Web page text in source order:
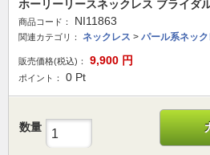
ホーリーリースネックレス ブライダ
商品コード： NI11863
関連カテゴリ： ネックレス > パール系ネック
販売価格(税込)： 9,900 円
ポイント： 0 Pt
数量